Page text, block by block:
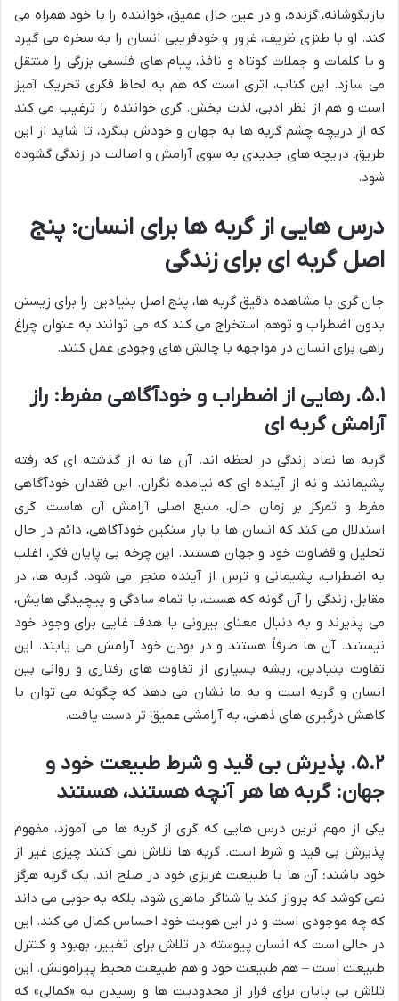
بازیگوشانه، گزنده، و در عین حال عمیق، خواننده را با خود همراه می
کند. او با طنزی ظریف، غرور و خودفریبی انسان را به سخره می گیرد
و با کلمات و جملات کوتاه و نافذ، پیام های فلسفی بزرگی را منتقل
می سازد. این کتاب، اثری است که هم به لحاظ فکری تحریک آمیز
است و هم از نظر ادبی، لذت بخش. گری خواننده را ترغیب می کند
که از دریچه چشم گربه ها به جهان و خودش بنگرد، تا شاید از این
طریق، دریچه های جدیدی به سوی آرامش و اصالت در زندگی گشوده
شود.
درس هایی از گربه ها برای انسان: پنج
اصل گربه ای برای زندگی
جان گری با مشاهده دقیق گربه ها، پنج اصل بنیادین را برای زیستن
بدون اضطراب و توهم استخراج می کند که می توانند به عنوان چراغ
راهی برای انسان در مواجهه با چالش های وجودی عمل کنند.
۵.۱. رهایی از اضطراب و خودآگاهی مفرط: راز
آرامش گربه ای
گربه ها نماد زندگی در لحظه اند. آن ها نه از گذشته ای که رفته
پشیمانند و نه از آینده ای که نیامده نگران. این فقدان خودآگاهی
مفرط و تمرکز بر زمان حال، منبع اصلی آرامش آن هاست. گری
استدلال می کند که انسان ها با بار سنگین خودآگاهی، دائم در حال
تحلیل و قضاوت خود و جهان هستند. این چرخه بی پایان فکر، اغلب
به اضطراب، پشیمانی و ترس از آینده منجر می شود. گربه ها، در
مقابل، زندگی را آن گونه که هست، با تمام سادگی و پیچیدگی هایش،
می پذیرند و به دنبال معنای بیرونی یا هدف غایی برای وجود خود
نیستند. آن ها صرفاً هستند و در بودن خود آرامش می یابند. این
تفاوت بنیادین، ریشه بسیاری از تفاوت های رفتاری و روانی بین
انسان و گربه است و به ما نشان می دهد که چگونه می توان با
کاهش درگیری های ذهنی، به آرامشی عمیق تر دست یافت.
۵.۲. پذیرش بی قید و شرط طبیعت خود و
جهان: گربه ها هر آنچه هستند، هستند
یکی از مهم ترین درس هایی که گری از گربه ها می آموزد، مفهوم
پذیرش بی قید و شرط است. گربه ها تلاش نمی کنند چیزی غیر از
خود باشند؛ آن ها با طبیعت غریزی خود در صلح اند. یک گربه هرگز
نمی کوشد که پرواز کند یا شناگر ماهری شود، بلکه به خوبی می داند
که چه موجودی است و در این هویت خود احساس کمال می کند. این
در حالی است که انسان پیوسته در تلاش برای تغییر، بهبود و کنترل
طبیعت است – هم طبیعت خود و هم طبیعت محیط پیرامونش. این
تلاش بی پایان برای فرار از محدودیت ها و رسیدن به «کمالی» که